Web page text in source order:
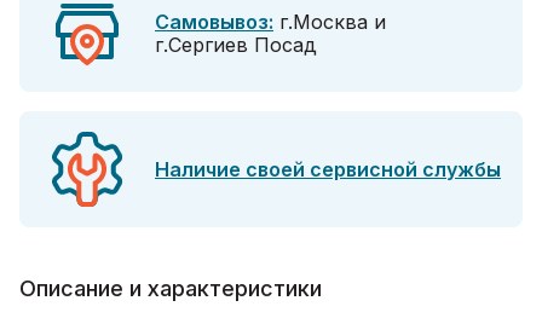
Самовывоз: г.Москва и
г.Сергиев Посад
Наличие своей сервисной службы
Описание и характеристики